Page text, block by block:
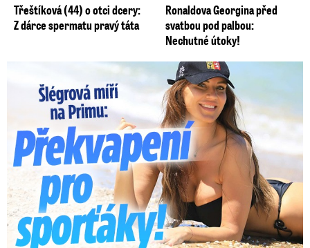
Třeštíková (44) o otci dcery:
Z dárce spermatu pravý táta
Ronaldova Georgina před
svatbou pod palbou:
Nechutné útoky!
Lucie Šlégrová míří na Primu. Překvapení pro sporťáky!